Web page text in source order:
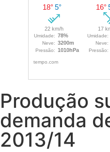
Produção
demanda
2013/14